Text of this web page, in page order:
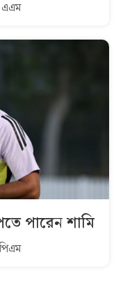
পারেন শামি